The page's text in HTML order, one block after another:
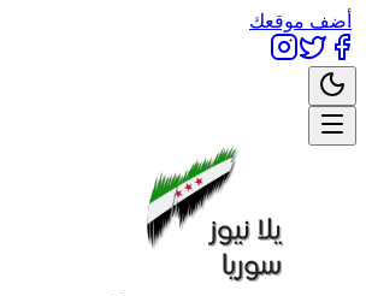
أضف موقعك